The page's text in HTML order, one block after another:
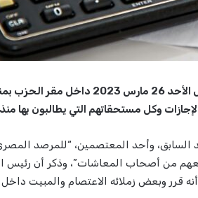
اعتصم عدد من أصحاب المعاشات بجريدة الوفد أمس الأحد 26
وكل مستحقاتهم التي يطالبون بها
السابق، وأحد المعتصمين، “للمرصد
من أصحاب المعاشات”، وذكر أن رئيس
قرر وبعض زملائه الاعتصام والمبيت